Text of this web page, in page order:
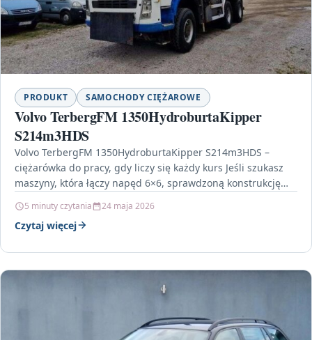
PRODUKT SAMOCHODY CIĘŻAROWE
Volvo TerbergFM 1350HydroburtaKipper
S214m3HDS
Volvo TerbergFM 1350HydroburtaKipper S214m3HDS –
ciężarówka do pracy, gdy liczy się każdy kurs Jeśli szukasz
maszyny, która łączy napęd 6×6, sprawdzoną konstrukcję
5 minuty czytania 24 maja 2026
Czytaj więcej